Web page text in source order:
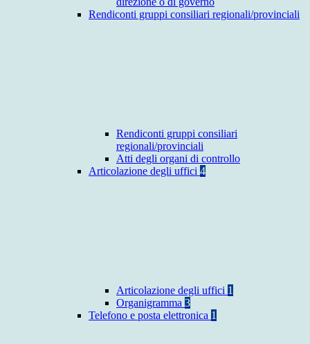
Rendiconti gruppi consiliari regionali/provinciali
Rendiconti gruppi consiliari
regionali/provinciali
Atti degli organi di controllo
Articolazione degli uffici 4
Articolazione degli uffici 1
Organigramma 3
Telefono e posta elettronica 1